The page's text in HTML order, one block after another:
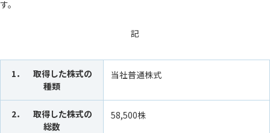
す。
記
1． 取得した株式の
種類
当社普通株式
2． 取得した株式の
総数
58,500株